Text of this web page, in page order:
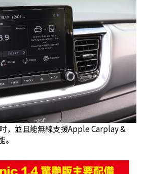
，並且能無線支援Apple Carplay &